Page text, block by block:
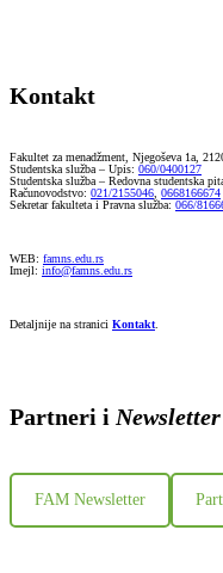
Kontakt
Fakultet za menadžment, Njegoševa 1a,
Studentska služba – Upis: 060/0400127
Studentska služba – Redovna studentska
Računovodstvo: 021/2155046 0668166674
Sekretar fakulteta i Pravna služba: 066/
WEB: famns.edu.rs
Imejl: info@famns.edu.rs
Detaljnije na stranici Kontakt
Partneri i Newsletter
FAM Newsletter